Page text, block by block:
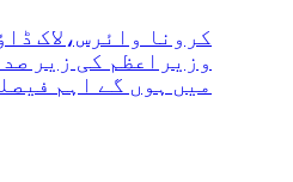
کرونا وائرس،لاک
وزیراعظم کی زیر
میں ہوں گے اہم